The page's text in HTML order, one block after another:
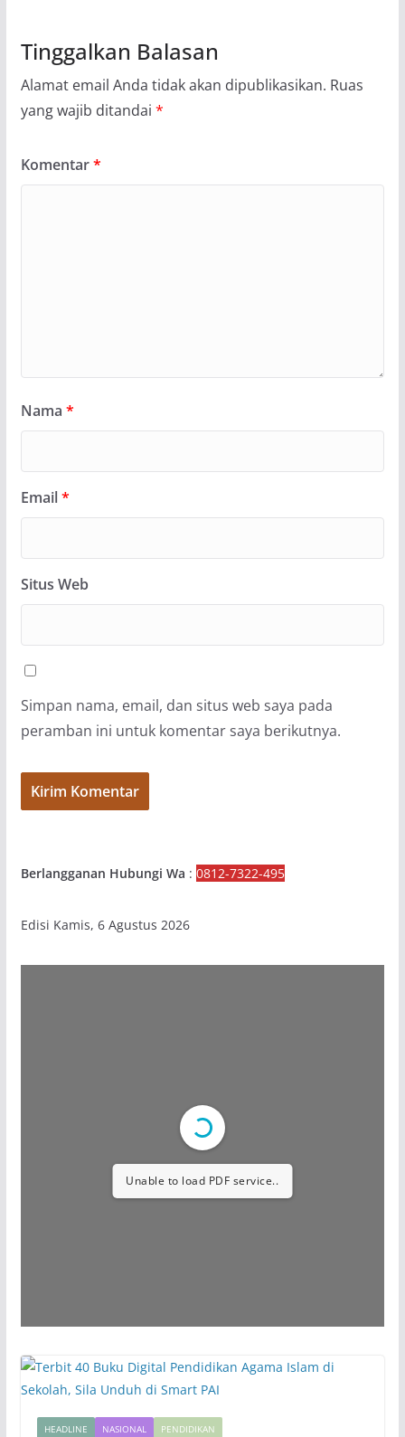
Tinggalkan Balasan
Alamat email Anda tidak akan dipublikasikan. Ruas
yang wajib ditandai *
Komentar*
Nama *
Email*
Situs Web
Simpan nama, email, dan situs web saya pada
peramban ini untuk komentar saya berikutnya.
Berlangganan Hubungi Wa : 0812-7322-495
Edisi Kamis, 6 Agustus 2026
Unable to load PDF service..
HEADLINE NASIONAL PENDIDIKAN